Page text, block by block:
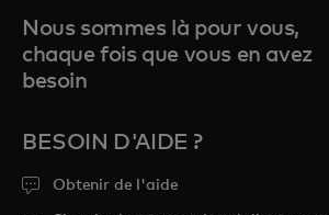
Nous sommes là pour vous,
chaque fois que vous en avez
besoin
BESOIN D'AIDE ?
Obtenir de l'aide